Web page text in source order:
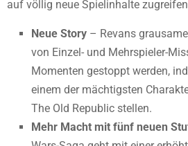
auf völlig neue Spielinhalte
Neue Story – Revans
von Einzel- und Mehrspieler-
Momenten gestoppt werden,
einem der mächtigsten
The Old Republic stellen.
Mehr Macht mit fünf neuen